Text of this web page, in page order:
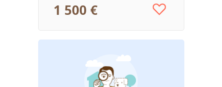
1 500 €